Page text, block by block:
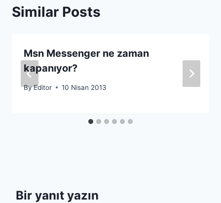
Similar Posts
Msn Messenger ne zaman
kapanıyor?
ByEditor 10 Nisan 2013
Bir yanıt yazın